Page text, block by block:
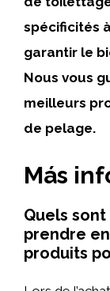
spécificités
garantir le
Nous vous
meilleurs
de pelage.
Más
Quels
prendre
produits